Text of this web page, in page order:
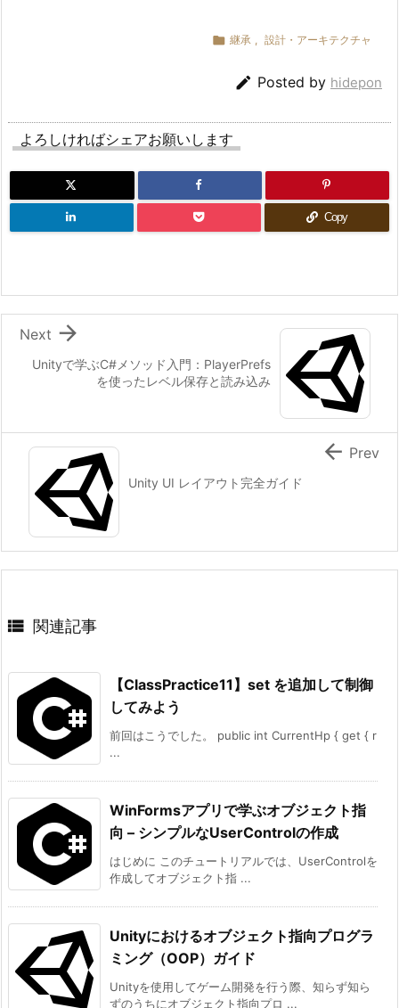
 継承 , 設計・アーキテクチャ
 Posted by hidepon
よろしければシェアお願いします
Copy
Unityで学ぶC#メソッド入門：PlayerPrefs
を使ったレベル保存と読み込み

Next
Unity UI レイアウト完全ガイド
 Prev
 関連記事
【ClassPractice11】set を追加して制御
してみよう
前回はこうでした。 public int CurrentHp { get { r
...
WinFormsアプリで学ぶオブジェクト指
向 – シンプルなUserControlの作成
はじめに このチュートリアルでは、UserControlを
作成してオブジェクト指 ...
Unityにおけるオブジェクト指向プログラ
ミング（OOP）ガイド
Unityを使用してゲーム開発を行う際、知らず知ら
ずのうちにオブジェクト指向プロ ...